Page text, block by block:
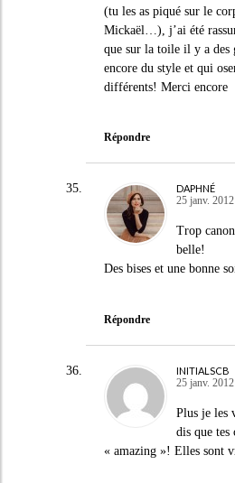
(tu les as piqué sur le
Mickaël…), j’ai été
que sur la toile il y a des
encore du style et qui
différents! Merci encore
Répondre
DAPHNÉ
25 janv.
Trop
belle!
Des bises et une bonne
Répondre
INITIALSCB
25 janv.
Plus je les
dis que tes
« amazing »! Elles sont